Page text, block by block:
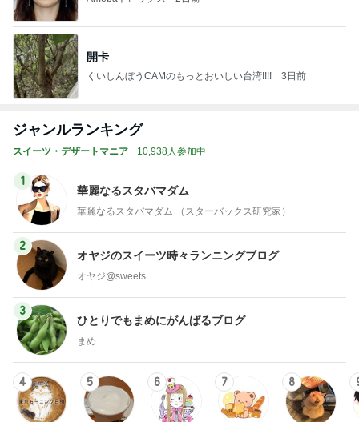
開卡
くいしんぼうCAMのもっとおいしい台湾!!!! 3日前
ジャンルランキング
スイーツ・デザートマニア 10,938人参加中
1
華麗なるスタバマダム
華麗なるスタバマダム （スターバックス研究家）
2
オヤジのスイーツ時々ランニングブログ
オヤジ@sweets
3
ひとりでもまめにがんばるブログ
まめ
4 5 6 7 8